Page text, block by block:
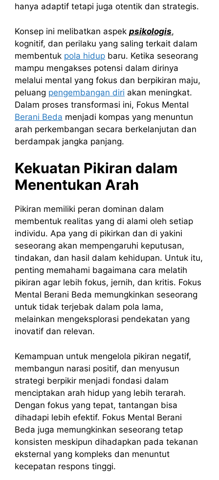
hanya adaptif tetapi juga otentik dan strategis.
Konsep ini melibatkan aspek psikologis,
kognitif, dan perilaku yang saling terkait dalam
membentuk pola hidup baru. Ketika seseorang
mampu mengakses potensi dalam dirinya
melalui mental yang fokus dan berpikiran maju,
peluang pengembangan diri akan meningkat.
Dalam proses transformasi ini, Fokus Mental
Berani Beda menjadi kompas yang menuntun
arah perkembangan secara berkelanjutan dan
berdampak jangka panjang.
Kekuatan Pikiran dalam
Menentukan Arah
Pikiran memiliki peran dominan dalam
membentuk realitas yang di alami oleh setiap
individu. Apa yang di pikirkan dan di yakini
seseorang akan mempengaruhi keputusan,
tindakan, dan hasil dalam kehidupan. Untuk itu,
penting memahami bagaimana cara melatih
pikiran agar lebih fokus, jernih, dan kritis. Fokus
Mental Berani Beda memungkinkan seseorang
untuk tidak terjebak dalam pola lama,
melainkan mengeksplorasi pendekatan yang
inovatif dan relevan.
Kemampuan untuk mengelola pikiran negatif,
membangun narasi positif, dan menyusun
strategi berpikir menjadi fondasi dalam
menciptakan arah hidup yang lebih terarah.
Dengan fokus yang tepat, tantangan bisa
dihadapi lebih efektif. Fokus Mental Berani
Beda juga memungkinkan seseorang tetap
konsisten meskipun dihadapkan pada tekanan
eksternal yang kompleks dan menuntut
kecepatan respons tinggi.